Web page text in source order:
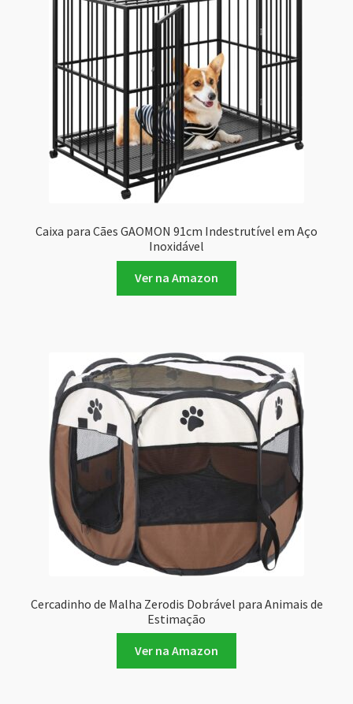
Caixa para Cães GAOMON 91cm Indestrutível em Aço
Inoxidável
Ver na Amazon
Cercadinho de Malha Zerodis Dobrável para Animais de
Estimação
Ver na Amazon